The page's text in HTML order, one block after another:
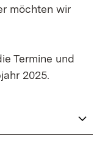
möchten wir
Termine und
2025.